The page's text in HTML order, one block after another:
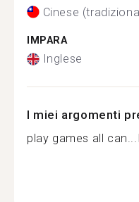
Cinese
IMPARA
Inglese
I miei argomenti
play games all can...